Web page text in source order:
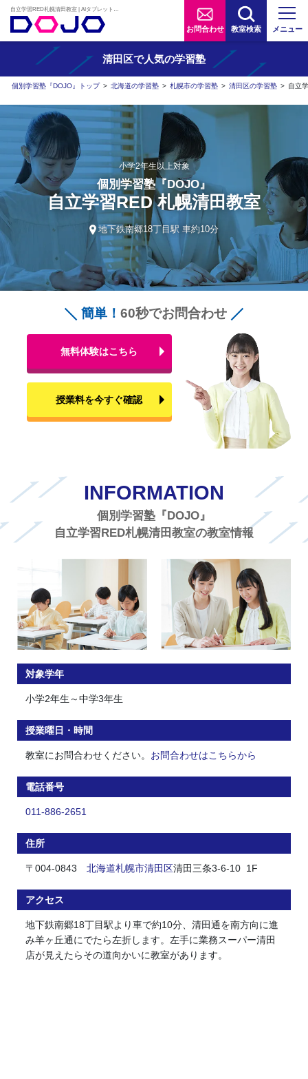
お問合わせ 教室検索 メニュー
清田区で人気の学習塾
個別学習塾『DOJO』トップ > 北海道の学習塾 > 札幌市の学習塾 > 清田区の学習塾 > 自立
小学2年生以上対象
個別学習塾『DOJO』
自立学習RED 札幌清田教室
地下鉄南郷18丁目駅 車約10分
簡単！ 60秒でお問合わせ
無料体験はこちら
授業料を今すぐ確認
INFORMATION
個別学習塾『DOJO』
自立学習RED札幌清田教室の教室情報
対象学年
小学2年生～中学3年生
授業曜日・時間
教室にお問合わせください。 お問合わせはこちらから
電話番号
011-886-2651
住所
〒004-0843 北海道札幌市清田区清田三条3-6-10 1F
アクセス
地下鉄南郷18丁目駅より車で約10分、清田通を南方向に進
み羊ヶ丘通にでたら左折します。左手に業務スーパー清田
店が見えたらその道向かいに教室があります。